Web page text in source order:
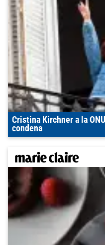
Cristina Kirchner a la
condena